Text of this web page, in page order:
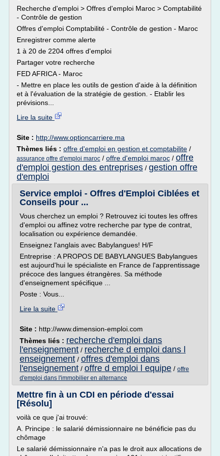
Recherche d'emploi > Offres d'emploi Maroc > Comptabilité
- Contrôle de gestion
Offres d'emploi Comptabilité - Contrôle de gestion - Maroc
Enregistrer comme alerte
1 à 20 de 2204 offres d'emploi
Partager votre recherche
FED AFRICA - Maroc
- Mettre en place les outils de gestion d'aide à la définition
et à l'évaluation de la stratégie de gestion. - Etablir les
prévisions...
Lire la suite
Site : http://www.optioncarriere.ma
Thèmes liés : offre d'emploi en gestion et comptabilite /
assurance offre d'emploi maroc / offre d'emploi maroc / offre
d'emploi gestion des entreprises / gestion offre
d'emploi
Service emploi - Offres d'Emploi Ciblées et
Conseils pour ...
Vous cherchez un emploi ? Retrouvez ici toutes les offres
d'emploi ou affinez votre recherche par type de contrat,
localisation ou expérience demandée.
Enseignez l'anglais avec Babylangues! H/F
Entreprise : A PROPOS DE BABYLANGUES Babylangues
est aujourd'hui le spécialiste en France de l'apprentissage
précoce des langues étrangères. Sa méthode
d'enseignement spécifique ...
Poste : Vous...
Lire la suite
Site : http://www.dimension-emploi.com
Thèmes liés : recherche d'emploi dans
l'enseignement / recherche d emploi dans l
enseignement / offres d'emploi dans
l'enseignement / offre d emploi l equipe / offre
d'emploi dans l'immobilier en alternance
Mettre fin à un CDI en période d'essai
[Résolu]
voilà ce que j'ai trouvé:
A. Principe : le salarié démissionnaire ne bénéficie pas du
chômage
Le salarié démissionnaire n'a pas le droit aux allocations de